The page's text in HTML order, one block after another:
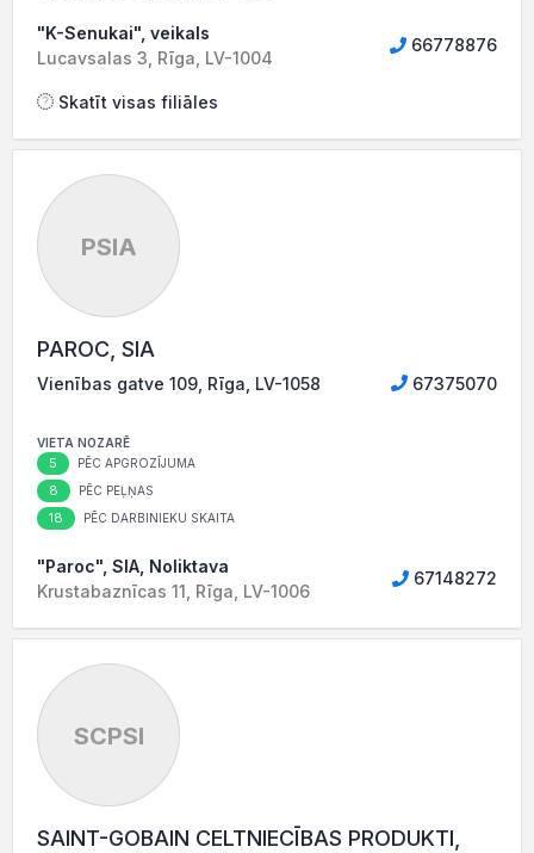
"K-Senukai", veikals
Lucavsalas 3, Rīga, LV-1004
66778876
Skatīt visas filiāles
PSIA
PAROC, SIA
Vienības gatve 109, Rīga, LV-1058 67375070
VIETA NOZARĒ
5 PĒC APGROZĪJUMA
8 PĒC PEĻŅAS
18 PĒC DARBINIEKU SKAITA
"Paroc", SIA, Noliktava
Krustabaznīcas 11, Rīga, LV-1006
67148272
SCPSI
SAINT-GOBAIN CELTNIECĪBAS PRODUKTI,